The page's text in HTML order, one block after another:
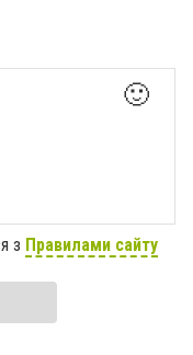
🙂
з Правилами сайту